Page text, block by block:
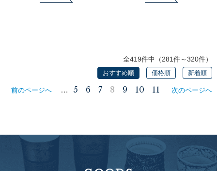
全419件中（281件～320件）
おすすめ順 価格順 新着順
前のページへ … 5 6 7 8 9 10 11 次のページへ